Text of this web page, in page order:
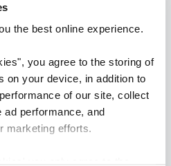
the best online experience.
you agree to the storing of
on your device, in addition to
of our site, collect
performance, and
marketing efforts.
Reed v divizi
let a specializuje se na